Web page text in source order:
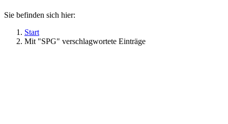
Sie befinden sich hier:
Start
Mit "SPG" verschlagwortete Einträge